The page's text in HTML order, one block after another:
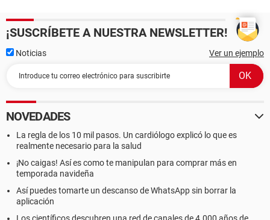
¡SUSCRÍBETE A NUESTRA NEWSLETTER!
Noticias Ver un ejemplo
NOVEDADES
La regla de los 10 mil pasos. Un cardiólogo explicó lo que es
realmente necesario para la salud
¡No caigas! Así es como te manipulan para comprar más en
temporada navideña
Así puedes tomarte un descanso de WhatsApp sin borrar la
aplicación